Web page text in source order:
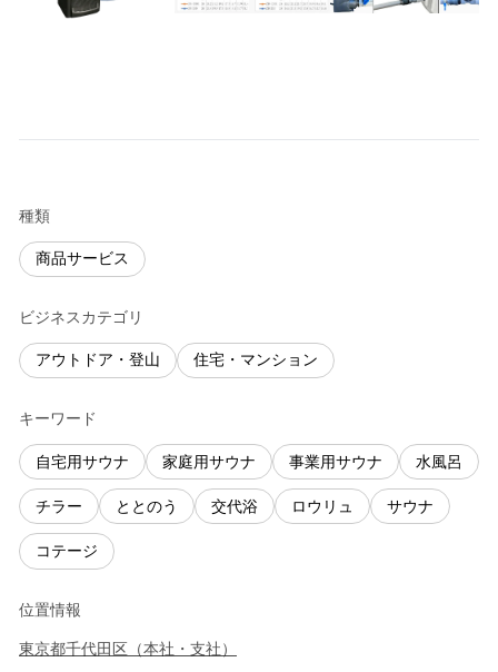
種類
商品サービス
ビジネスカテゴリ
アウトドア・登山 住宅・マンション
キーワード
自宅用サウナ 家庭用サウナ 事業用サウナ 水風呂
チラー ととのう 交代浴 ロウリュ サウナ
コテージ
位置情報
東京都千代田区 （本社・支社 ）